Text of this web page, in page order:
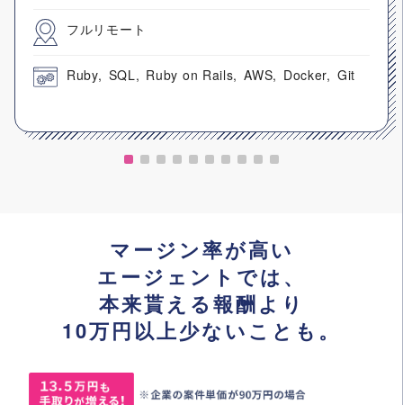
フルリモート
Ruby SQL Ruby on Rails AWS Docker Git
マージン率が高い
エージェントでは、
本来貰える報酬より
10万円以上少ないことも。